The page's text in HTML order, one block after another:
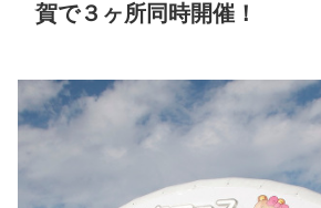
賀で３ヶ所同時開催！